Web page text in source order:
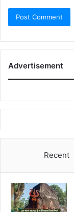
Advertisement
Recent